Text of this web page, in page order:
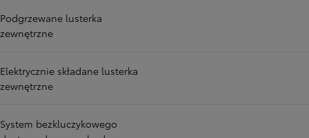
Podgrzewane lusterka
zewnętrzne
Elektrycznie składane lusterka
zewnętrzne
System bezkluczykowego